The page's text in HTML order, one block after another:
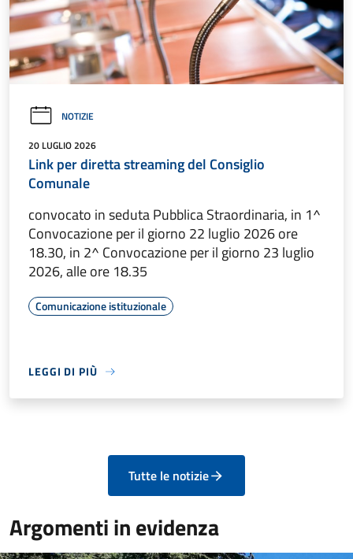
NOTIZIE
20 LUGLIO 2026
Link per diretta streaming del Consiglio
Comunale
convocato in seduta Pubblica Straordinaria, in 1^
Convocazione per il giorno 22 luglio 2026 ore
18.30, in 2^ Convocazione per il giorno 23 luglio
2026, alle ore 18.35
Comunicazione istituzionale
LEGGI DI PIÙ
Tutte le notizie
Argomenti in evidenza